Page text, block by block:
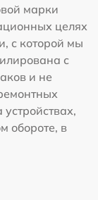
марки
целях
с которой мы
с
и не
обороте, в